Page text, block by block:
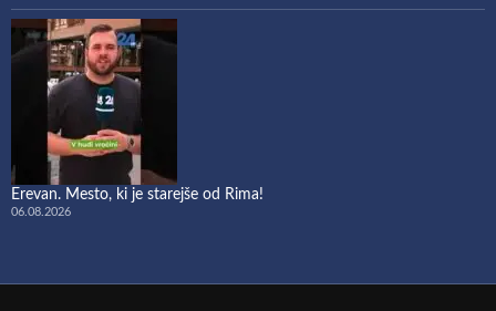
Erevan. Mesto, ki je starejše od Rima!
06.08.2026